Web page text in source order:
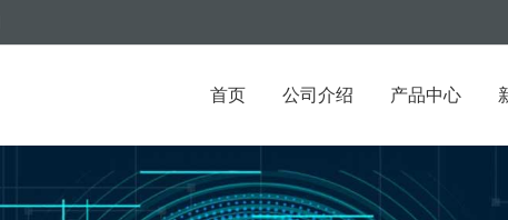
首页 公司介绍 产品中心